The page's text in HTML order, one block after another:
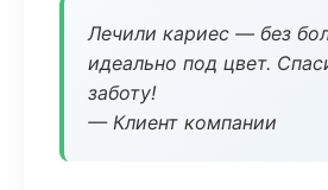
Лечили кариес — без
идеально под цвет.
заботу!
— Клиент компании